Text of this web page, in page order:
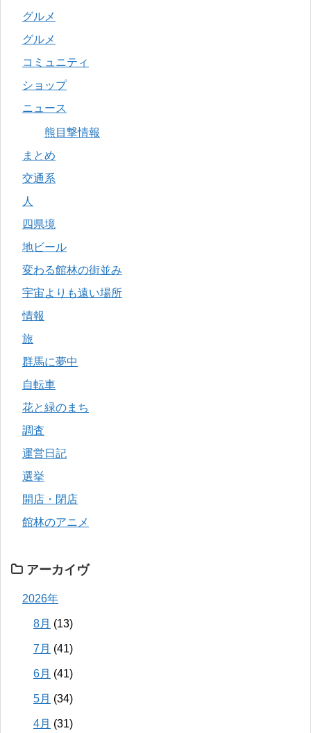
グルメ
グルメ
コミュニティ
ショップ
ニュース
熊目撃情報
まとめ
交通系
人
四県境
地ビール
変わる館林の街並み
宇宙よりも遠い場所
情報
旅
群馬に夢中
自転車
花と緑のまち
調査
運営日記
選挙
開店・閉店
館林のアニメ
アーカイヴ
2026年
8月 (13)
7月 (41)
6月 (41)
5月 (34)
4月 (31)